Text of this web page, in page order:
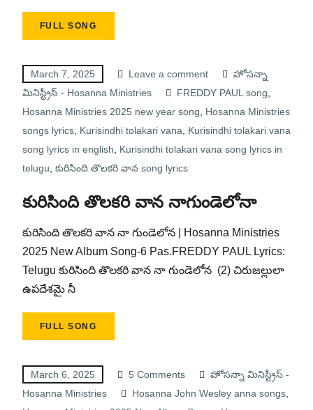
FULL SONG
March 7, 2025 Leave a comment
హోసన్నా
మినిస్ట్రీస్ - Hosanna Ministries
FREDDY PAUL song
Hosanna Ministries 2025 new year song
Hosanna Ministries
songs lyrics, Kurisindhi tolakari vana
Kurisindhi tolakari vana
song lyrics in english
Kurisindhi tolakari vana song lyrics in
telugu కురిసింది తొలకరి వాన song lyrics
కురిసింది తొలకరి వాన నాగుండెలోనా
కురిసింది తొలకరి వాన నా గుండెలోన | Hosanna Ministries
2025 New Album Song-6 Pas.FREDDY PAUL Lyrics:
Telugu కురిసింది తొలకరి వాన నా గుండెలోన (2) చిరుజల్లులా
ఉపదేశమై నీ
FULL SONG
March 6, 2025 5 Comments
హోసన్నా మినిస్ట్రీస్ -
Hosanna Ministries
Hosanna John Wesley anna songs,